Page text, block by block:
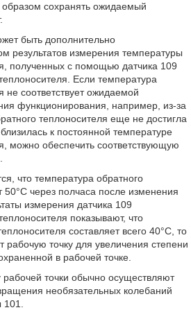
сохранять ожидаемый
быть дополнительно
результатов измерения температуры
полученных с помощью датчика 109
Если температура
не соответствует ожидаемой
функционирования, например, из-за
теплоносителя еще не достигла
к постоянной температуре
можно обеспечить соответствующую
что температура обратного
50°С через полчаса после изменения
измерения датчика 109
показывают, что
составляет всего 40°С, то
рабочую точку для увеличения степени
в рабочей точке.
рабочей точки обычно осуществляют
необязательных колебаний